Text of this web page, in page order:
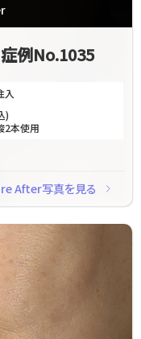
症例No.1035
入
)
2本使用
After写真を見る navigate_next